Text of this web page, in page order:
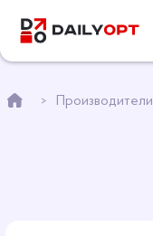
Производители